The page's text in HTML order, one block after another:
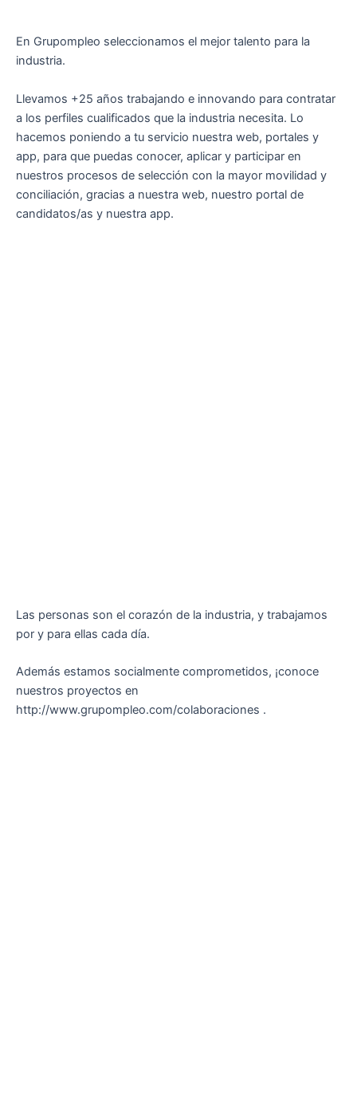
En Grupompleo seleccionamos el mejor talento para la
industria.
Llevamos +25 años trabajando e innovando para contratar
a los perfiles cualificados que la industria necesita. Lo
hacemos poniendo a tu servicio nuestra web, portales y
app, para que puedas conocer, aplicar y participar en
nuestros procesos de selección con la mayor movilidad y
conciliación, gracias a nuestra web, nuestro portal de
candidatos/as y nuestra app.
Las personas son el corazón de la industria, y trabajamos
por y para ellas cada día.
Además estamos socialmente comprometidos, ¡conoce
nuestros proyectos en
http://www.grupompleo.com/colaboraciones .